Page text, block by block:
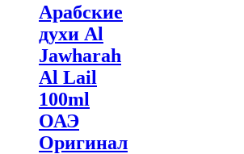
Арабские
духи Al
Jawharah
Al Lail
100ml
ОАЭ
Оригинал